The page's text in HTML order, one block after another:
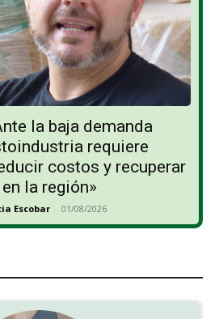
la baja demanda
requiere
costos y recuperar
la región»
Escobar - 01/08/2026